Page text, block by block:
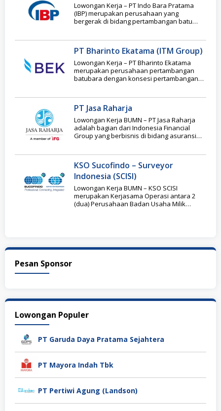
Lowongan Kerja – PT Indo Bara Pratama
(IBP) merupakan perusahaan yang
bergerak di bidang pertambangan batu
PT Bharinto Ekatama (ITM Group)
Lowongan Kerja – PT Bharinto Ekatama
merupakan perusahaan pertambangan
batubara dengan konsesi pertambangan
PT Jasa Raharja
Lowongan Kerja BUMN – PT Jasa Raharja
adalah bagian dari Indonesia Financial
Group yang berbisnis di bidang asuransi
KSO Sucofindo – Surveyor
Indonesia (SCISI)
Lowongan Kerja BUMN – KSO SCISI
merupakan Kerjasama Operasi antara 2
(dua) Perusahaan Badan Usaha Milik
Pesan Sponsor
Lowongan Populer
PT Garuda Daya Pratama Sejahtera
PT Mayora Indah Tbk
PT Pertiwi Agung (Landson)